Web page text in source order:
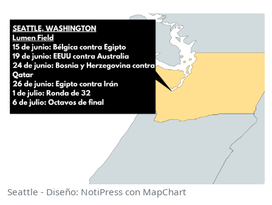
Seattle - Diseño: NotiPress con MapChart